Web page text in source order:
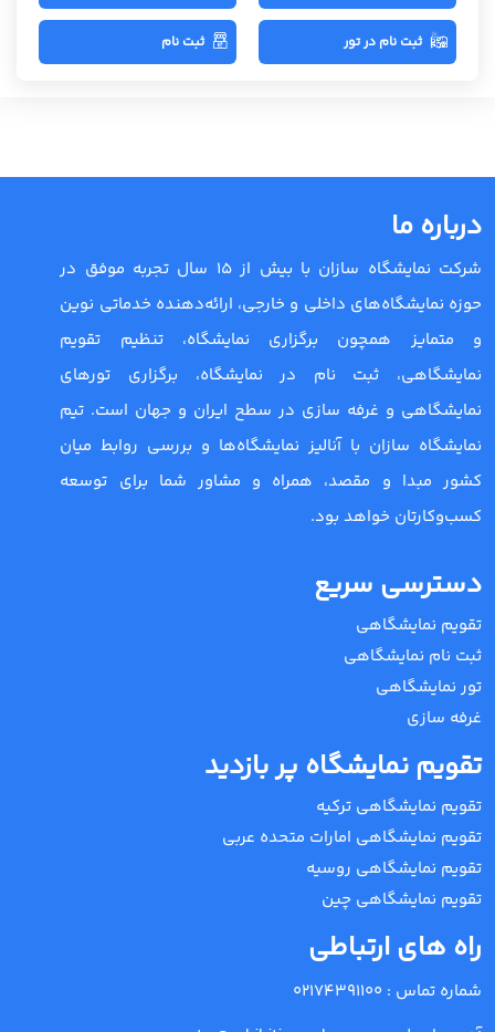
ثبت نام در تور ثبت نام
درباره ما
شرکت نمایشگاه سازان با بیش از 15 سال تجربه موفق در
حوزه نمایشگاه‌های داخلی و خارجی، ارائه‌دهنده خدماتی نوین
و متمایز همچون برگزاری نمایشگاه، تنظیم تقویم
نمایشگاهی، ثبت نام در نمایشگاه، برگزاری تورهای
نمایشگاهی و غرفه سازی در سطح ایران و جهان است. تیم
نمایشگاه سازان با آنالیز نمایشگاه‌ها و بررسی روابط میان
کشور مبدا و مقصد، همراه و مشاور شما برای توسعه
کسب‌وکارتان خواهد بود.
دسترسی سریع
تقویم نمایشگاهی
ثبت نام نمایشگاهی
تور نمایشگاهی
غرفه سازی
تقویم نمایشگاه پر بازدید
تقویم نمایشگاهی ترکیه
تقویم نمایشگاهی امارات متحده عربی
تقویم نمایشگاهی روسیه
تقویم نمایشگاهی چین
راه های ارتباطی
شماره تماس : 02174391100